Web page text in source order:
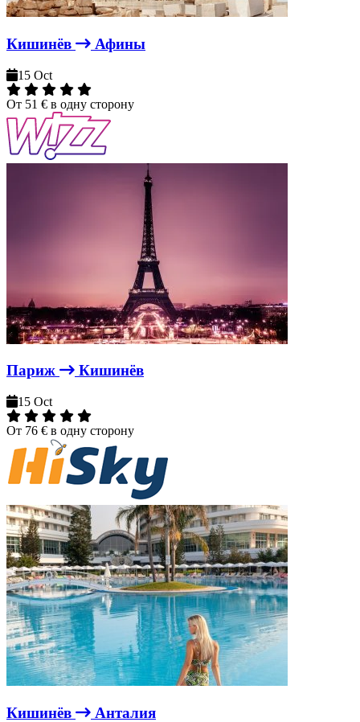
Кишинёв Афины
15 Oct
От 51 € в одну сторону
Париж Кишинёв
15 Oct
От 76 € в одну сторону
Кишинёв Анталия